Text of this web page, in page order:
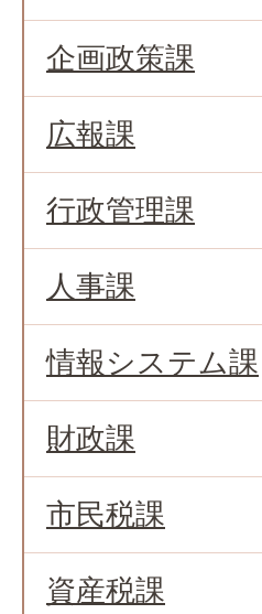
企画政策課
広報課
行政管理課
人事課
情報システム課
財政課
市民税課
資産税課